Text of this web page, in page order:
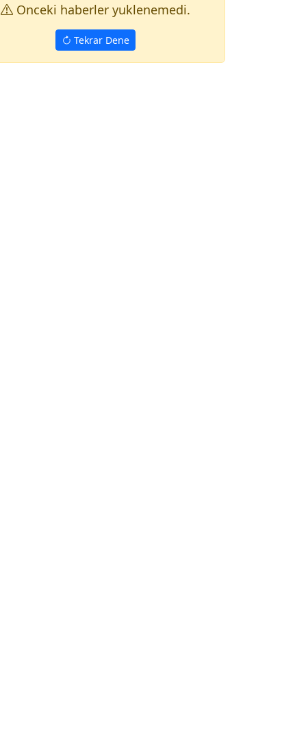
Onceki haberler yuklenemedi.
Tekrar Dene